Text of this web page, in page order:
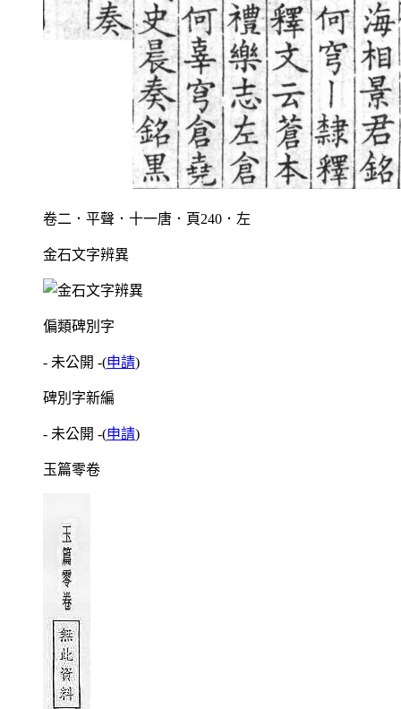
卷二．平聲．十一唐．頁240．左
金石文字辨異
偏類碑別字
- 未公開 -(申請)
碑別字新編
- 未公開 -(申請)
玉篇零卷